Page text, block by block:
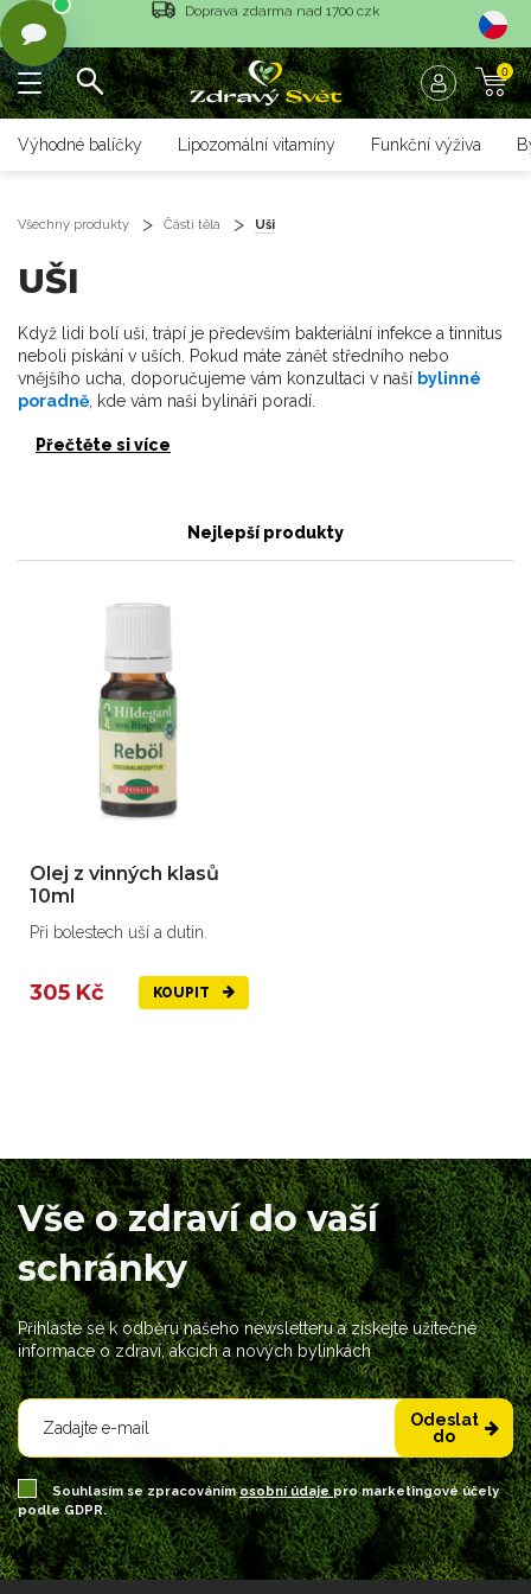
Rychlé dodání <36 hodin
Rychlé dodání <36 hodin
0
Výhodné balíčky Lipozomální vitamíny Funkční výživa
Všechny produkty Části těla Uši
UŠI
Když lidi bolí uši, trápí je především bakteriální infekce a tinnitus
neboli pískání v uších. Pokud máte zánět středního nebo
vnějšího ucha, doporučujeme vám konzultaci v naší bylinné
poradně , kde vám naši bylináři poradí.
Přečtěte si více
Nejlepší produkty
Olej z vinných klasů
10ml
Při bolestech uší a dutin.
305 Kč KOUPIT
Vše o zdraví do vaší
schránky
Přihlaste se k odběru našeho newsletteru a získejte užitečné
informace o zdraví, akcích a nových bylinkách
Odeslat
do
Souhlasím se zpracovánímosobní údajepro marketingové účely
podle GDPR.